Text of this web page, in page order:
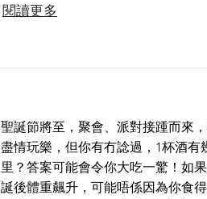
閱讀更多
聖誕節將至，聚會、派對接踵而來
盡情玩樂，但你有冇諗過，1杯酒有
里？答案可能會令你大吃一驚！如
誕後體重飆升，可能唔係因為你食